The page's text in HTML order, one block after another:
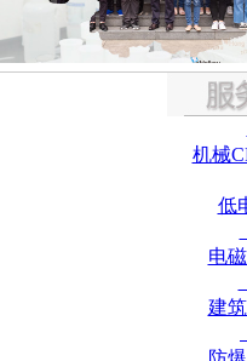
机械
低
电
建